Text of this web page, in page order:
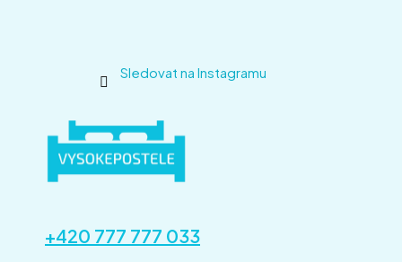
Sledovat na Instagramu
+420 777 777 033